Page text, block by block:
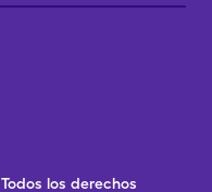
Todos los derechos